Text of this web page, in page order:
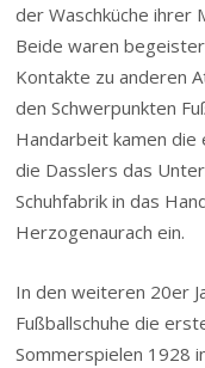
der Waschküche ihrer
Beide waren
Kontakte zu anderen
den Schwerpunkten
Handarbeit kamen
die Dasslers das
Schuhfabrik in das
Herzogenaurach ein.
In den weiteren 20er
Fußballschuhe die
Sommerspielen 1928